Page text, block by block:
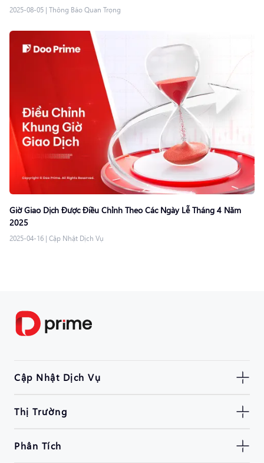
2025-08-05 | Thông Báo Quan Trọng
Giờ Giao Dịch Được Điều Chỉnh Theo Các Ngày Lễ Tháng 4 Năm
2025
2025-04-16 | Cập Nhật Dịch Vụ
Cập Nhật Dịch Vụ
Thị Trường
Phân Tích